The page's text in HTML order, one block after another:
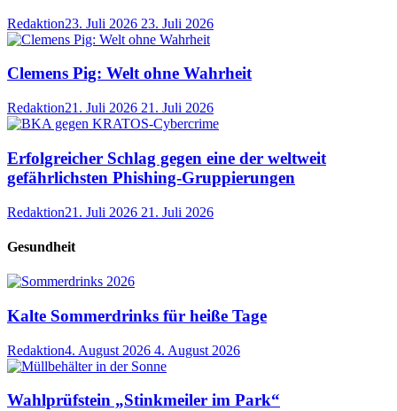
Redaktion23. Juli 2026 23. Juli 2026
Clemens Pig: Welt ohne Wahrheit
Redaktion21. Juli 2026 21. Juli 2026
Erfolgreicher Schlag gegen eine der weltweit
gefährlichsten Phishing-Gruppierungen
Redaktion21. Juli 2026 21. Juli 2026
Gesundheit
Kalte Sommerdrinks für heiße Tage
Redaktion4. August 2026 4. August 2026
Wahlprüfstein „Stinkmeiler im Park“